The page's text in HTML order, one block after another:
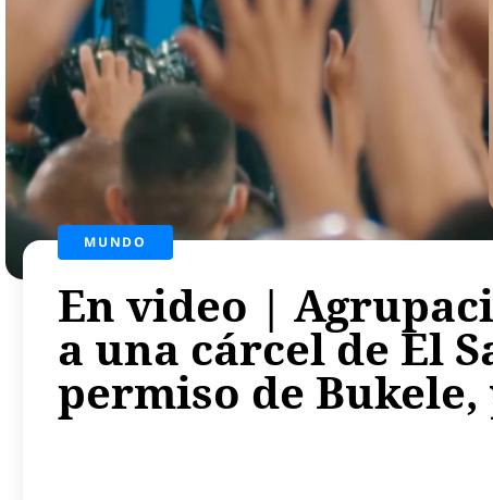
MUNDO
En video |
a una cárcel de El
permiso de